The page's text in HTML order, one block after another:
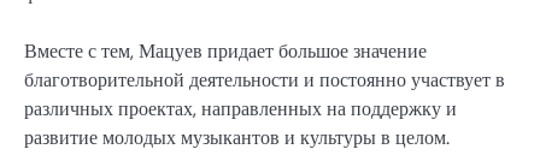
Вместе с тем, Мацуев придает большое значение
благотворительной деятельности и постоянно участвует в
различных проектах, направленных на поддержку и
развитие молодых музыкантов и культуры в целом.